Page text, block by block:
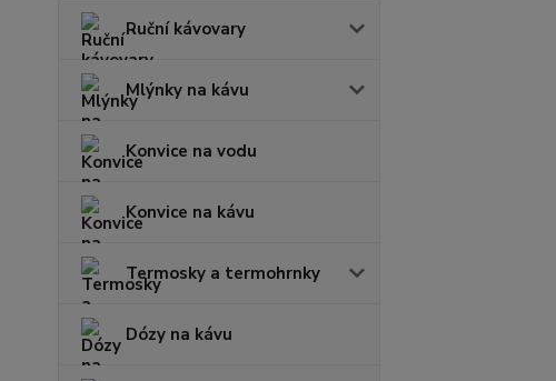
Ruční kávovary
Mlýnky na kávu
Konvice na vodu
Konvice na kávu
Termosky a termohrnky
Dózy na kávu